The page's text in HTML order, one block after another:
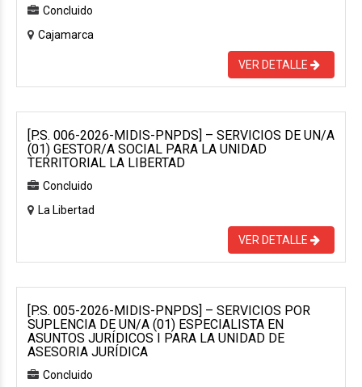
Concluido
Cajamarca
VER DETALLE
[P.S. 006-2026-MIDIS-PNPDS] – SERVICIOS DE UN/A
(01) GESTOR/A SOCIAL PARA LA UNIDAD
TERRITORIAL LA LIBERTAD
Concluido
La Libertad
VER DETALLE
[P.S. 005-2026-MIDIS-PNPDS] – SERVICIOS POR
SUPLENCIA DE UN/A (01) ESPECIALISTA EN
ASUNTOS JURÍDICOS I PARA LA UNIDAD DE
ASESORIA JURÍDICA
Concluido